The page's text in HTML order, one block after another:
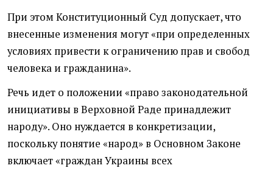
При этом Конституционный Суд допускает, что
внесенные изменения могут«при определенных
условиях привести к ограничению прав и свобод
человека и гражданина».
Речь идет о положении «право законодательной
инициативы в Верховной Раде принадлежит
народу». Оно нуждается в конкретизации,
поскольку понятие «народ» в Основном Законе
включает«граждан Украины всех